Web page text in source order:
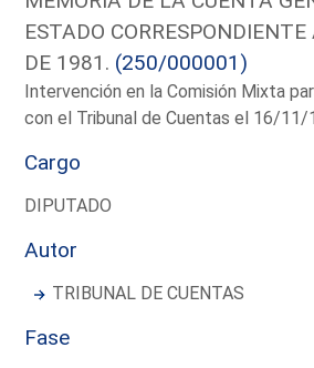
ESTADO
DE 1981. (250/000001)
Intervención en la Comisión Mixta
con el Tribunal de Cuentas el 16/11/
Cargo
DIPUTADO
Autor
TRIBUNAL DE CUENTAS
Fase